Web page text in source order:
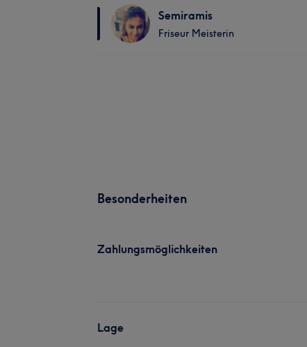
Semiramis
Friseur Meisterin
Besonderheiten
Zahlungsmöglichkeiten
Lage